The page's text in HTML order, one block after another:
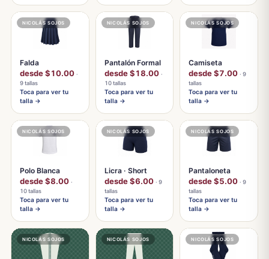
NICOLÁS SOJOS
Falda
desde $10.00 ·
9 tallas
Toca para ver tu
talla →
NICOLÁS SOJOS
Pantalón Formal
desde $18.00 ·
10 tallas
Toca para ver tu
talla →
NICOLÁS SOJOS
Camiseta
desde $7.00 · 9
tallas
Toca para ver tu
talla →
NICOLÁS SOJOS
Polo Blanca
desde $8.00 ·
10 tallas
Toca para ver tu
talla →
NICOLÁS SOJOS
Licra · Short
desde $6.00 · 9
tallas
Toca para ver tu
talla →
NICOLÁS SOJOS
Pantaloneta
desde $5.00 · 9
tallas
Toca para ver tu
talla →
NICOLÁS SOJOS NICOLÁS SOJOS NICOLÁS SOJOS